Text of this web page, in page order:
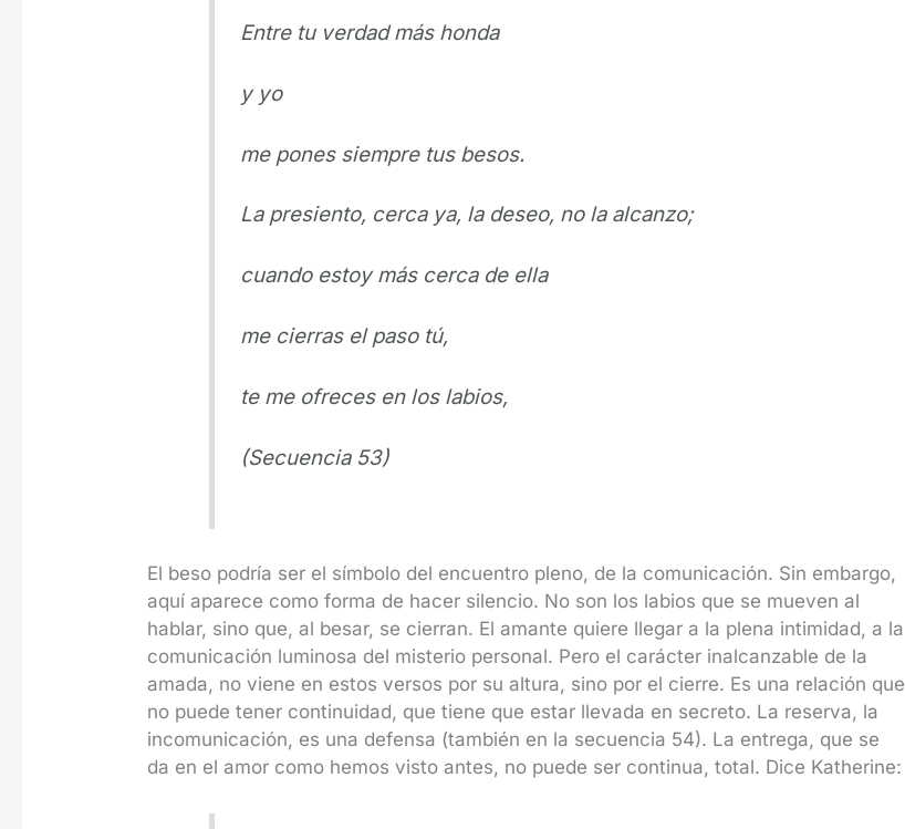
Entre tu verdad más honda
y yo
me pones siempre tus besos.
La presiento, cerca ya, la deseo, no la alcanzo;
cuando estoy más cerca de ella
me cierras el paso tú,
te me ofreces en los labios,
(Secuencia 53)
El beso podría ser el símbolo del encuentro pleno, de la comunicación. Sin embargo,
aquí aparece como forma de hacer silencio. No son los labios que se mueven al
hablar, sino que, al besar, se cierran. El amante quiere llegar a la plena intimidad, a la
comunicación luminosa del misterio personal. Pero el carácter inalcanzable de la
amada, no viene en estos versos por su altura, sino por el cierre. Es una relación que
no puede tener continuidad, que tiene que estar llevada en secreto. La reserva, la
incomunicación, es una defensa (también en la secuencia 54). La entrega, que se
da en el amor como hemos visto antes, no puede ser continua, total. Dice Katherine: